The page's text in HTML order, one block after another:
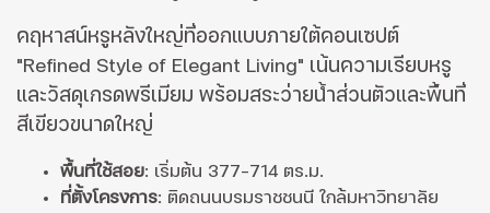
คฤหาสน์หรูหลังใหญ่ที่ออกแบบภายใต้คอนเซปต์
"Refined Style of Elegant Living" เน้นความเรียบหรู
และวัสดุเกรดพรีเมียม พร้อมสระว่ายน้ำส่วนตัวและพื้นที่
สีเขียวขนาดใหญ่
พื้นที่ใช้สอย: เริ่มต้น 377-714 ตร.ม.
ที่ตั้งโครงการ: ติดถนนบรมราชชนนี ใกล้มหาวิทยาลัย